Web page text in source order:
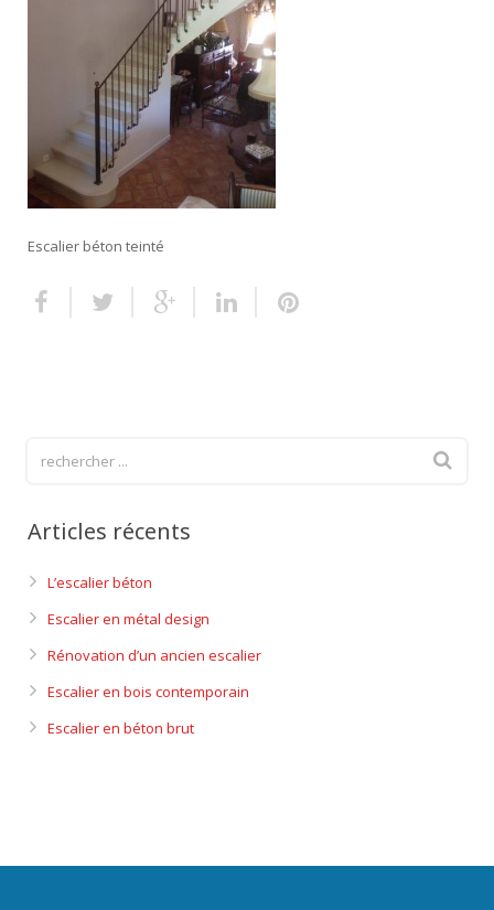
Escalier extérieur
Finitions pour escalier
Escalier béton teinté
Articles récents
L’escalier béton
Escalier en métal design
Rénovation d’un ancien escalier
Escalier en bois contemporain
Escalier en béton brut